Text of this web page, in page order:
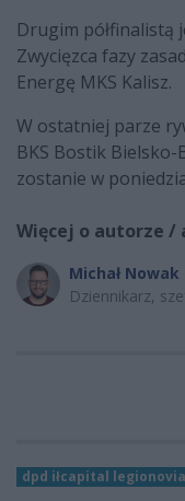
Drugim półfinalistą
Zwycięzca fazy
Energę MKS Kalisz.
W ostatniej parze
BKS Bostik
zostanie w
Więcej o autorze /
Michał Nowak
Dziennikarz,
dpd iłcapital